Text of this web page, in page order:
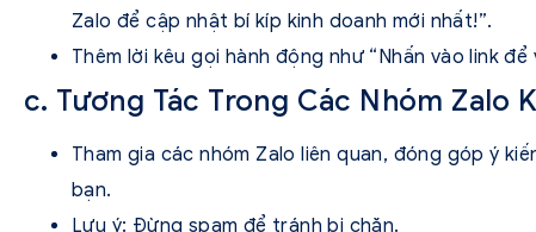
Zalo để cập nhật bí kíp kinh doanh mới nhất!”.
Thêm lời kêu gọi hành động như “Nhấn vào link để
c. Tương Tác Trong Các Nhóm Zalo
Tham gia các nhóm Zalo liên quan, đóng góp ý
bạn.
Lưu ý: Đừng spam để tránh bị chặn.